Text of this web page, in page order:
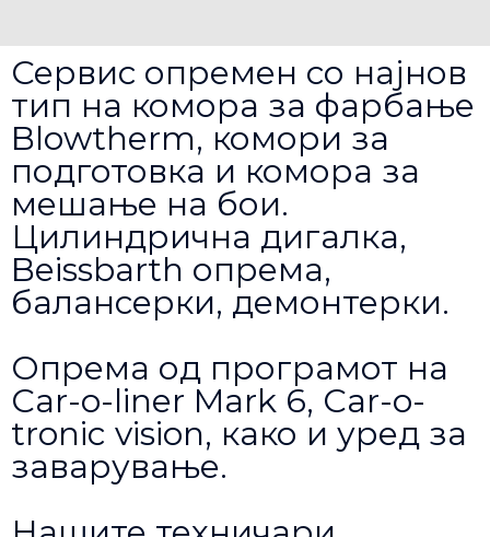
Сервис опремен со најнов
тип на комора за фарбање
Blowtherm, комори за
подготовка и комора за
мешање на бои.
Цилиндрична дигалка,
Beissbarth опрема,
балансерки, демонтерки.
Опрема од програмот на
Car-o-liner Mark 6, Car-o-
tronic vision, како и уред за
заварување.